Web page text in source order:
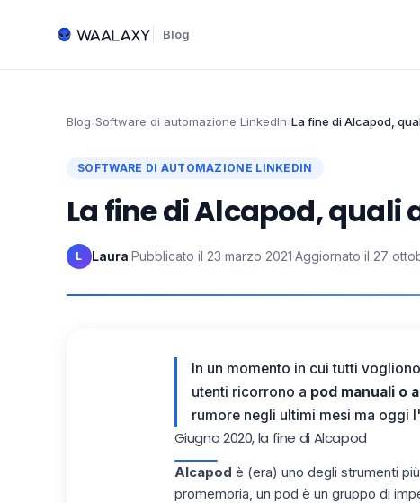
Blog
Blog›Software di automazione LinkedIn›La fine di Alcapod,
SOFTWARE DI AUTOMAZIONE LINKEDIN
La fine di Alcapod, quali
L Laura·Pubblicato il 23 marzo 2021·Aggiornato il 27
In un momento in cui tutti
utenti ricorrono a pod manuali o
rumore negli ultimi mesi ma oggi
Giugno 2020, la fine di Alcapod
Alcapod è (era) uno degli strumenti
promemoria, un pod è un gruppo di